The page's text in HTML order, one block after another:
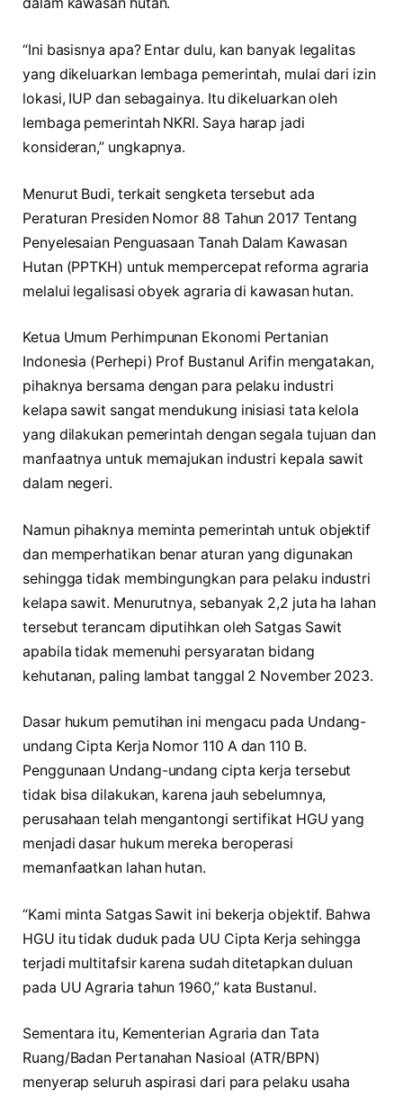
dalam kawasan hutan.
“Ini basisnya apa? Entar dulu, kan banyak legalitas
yang dikeluarkan lembaga pemerintah, mulai dari izin
lokasi, IUP dan sebagainya. Itu dikeluarkan oleh
lembaga pemerintah NKRI. Saya harap jadi
konsideran,” ungkapnya.
Menurut Budi, terkait sengketa tersebut ada
Peraturan Presiden Nomor 88 Tahun 2017 Tentang
Penyelesaian Penguasaan Tanah Dalam Kawasan
Hutan (PPTKH) untuk mempercepat reforma agraria
melalui legalisasi obyek agraria di kawasan hutan.
Ketua Umum Perhimpunan Ekonomi Pertanian
Indonesia (Perhepi) Prof Bustanul Arifin mengatakan,
pihaknya bersama dengan para pelaku industri
kelapa sawit sangat mendukung inisiasi tata kelola
yang dilakukan pemerintah dengan segala tujuan dan
manfaatnya untuk memajukan industri kepala sawit
dalam negeri.
Namun pihaknya meminta pemerintah untuk objektif
dan memperhatikan benar aturan yang digunakan
sehingga tidak membingungkan para pelaku industri
kelapa sawit. Menurutnya, sebanyak 2,2 juta ha lahan
tersebut terancam diputihkan oleh Satgas Sawit
apabila tidak memenuhi persyaratan bidang
kehutanan, paling lambat tanggal 2 November 2023.
Dasar hukum pemutihan ini mengacu pada Undang-
undang Cipta Kerja Nomor 110 A dan 110 B.
Penggunaan Undang-undang cipta kerja tersebut
tidak bisa dilakukan, karena jauh sebelumnya,
perusahaan telah mengantongi sertifikat HGU yang
menjadi dasar hukum mereka beroperasi
memanfaatkan lahan hutan.
“Kami minta Satgas Sawit ini bekerja objektif. Bahwa
HGU itu tidak duduk pada UU Cipta Kerja sehingga
terjadi multitafsir karena sudah ditetapkan duluan
pada UU Agraria tahun 1960,” kata Bustanul.
Sementara itu, Kementerian Agraria dan Tata
Ruang/Badan Pertanahan Nasioal (ATR/BPN)
menyerap seluruh aspirasi dari para pelaku usaha